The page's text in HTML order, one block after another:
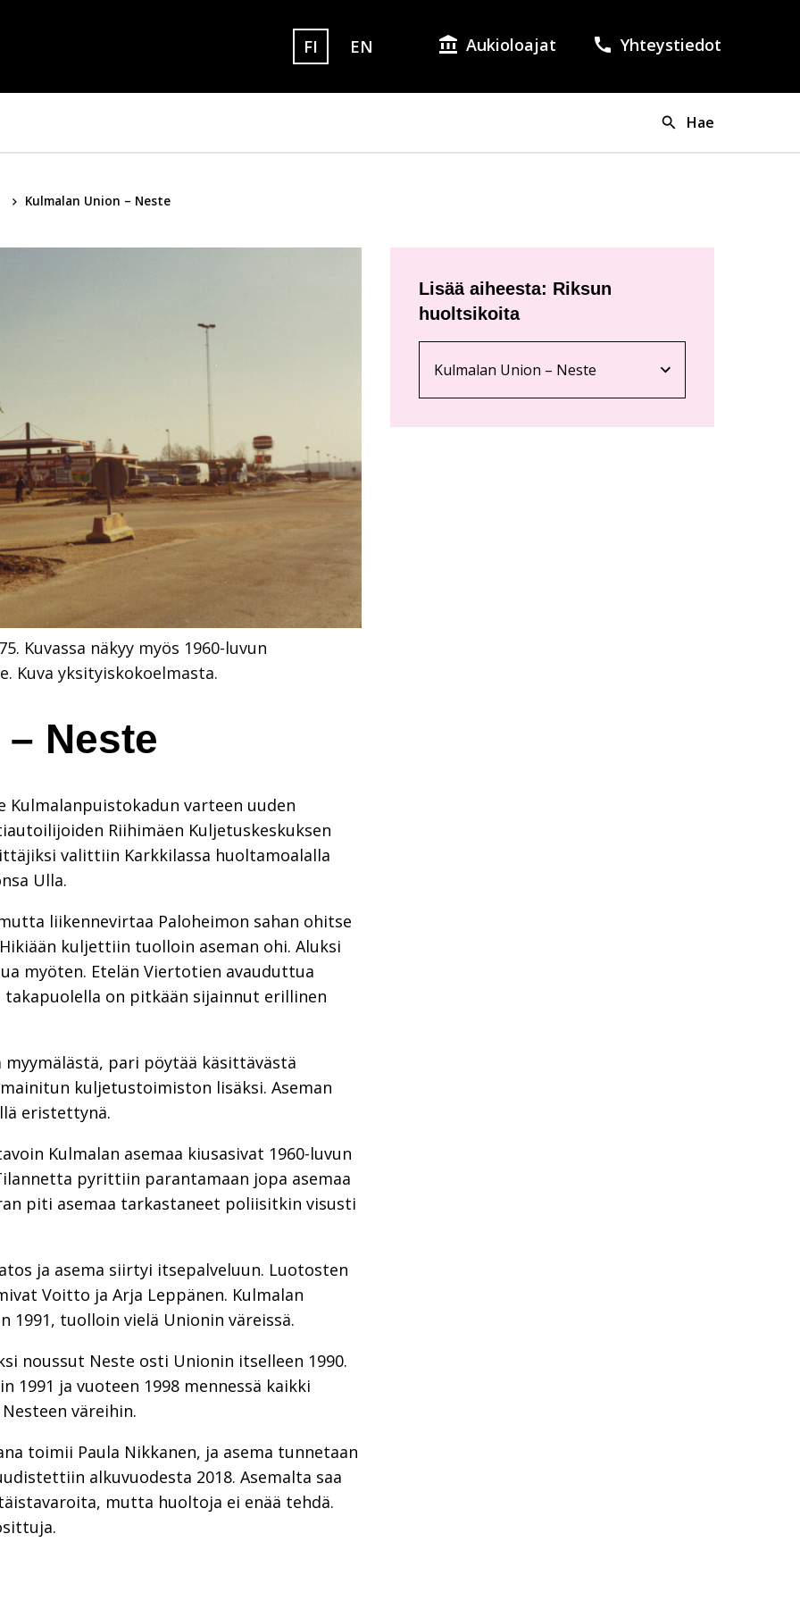
FI
Sivuston kieleksi on valittuna suomi.
EN
Set english as the language of the page.
Aukioloajat Yhteystiedot
Hae
Kulmalan Union – Neste
Kuvassa näkyy myös 1960-luvun
Kuva yksityiskokoelmasta.
Neste
Kulmalanpuistokadun varteen uuden
Riihimäen Kuljetuskeskuksen
valittiin Karkkilassa huoltamoalalla
Ulla.
liikennevirtaa Paloheimon sahan ohitse
kuljettiin tuolloin aseman ohi. Aluksi
myöten. Etelän Viertotien avauduttua
on pitkään sijainnut erillinen
pari pöytää käsittävästä
kuljetustoimiston lisäksi. Aseman
eristettynä.
Kulmalan asemaa kiusasivat 1960-luvun
pyrittiin parantamaan jopa asemaa
piti asemaa tarkastaneet poliisitkin visusti
ja asema siirtyi itsepalveluun. Luotosten
Voitto ja Arja Leppänen. Kulmalan
tuolloin vielä Unionin väreissä.
noussut Neste osti Unionin itselleen 1990.
1991 ja vuoteen 1998 mennessä kaikki
väreihin.
toimii Paula Nikkanen, ja asema tunnetaan
alkuvuodesta 2018. Asemalta saa
mutta huoltoja ei enää tehdä.
Lisää aiheesta: Riksun
huoltsikoita
Nykyinen sivu
Kulmalan Union – Neste
Klikkaa käyttääksesi valikkoa